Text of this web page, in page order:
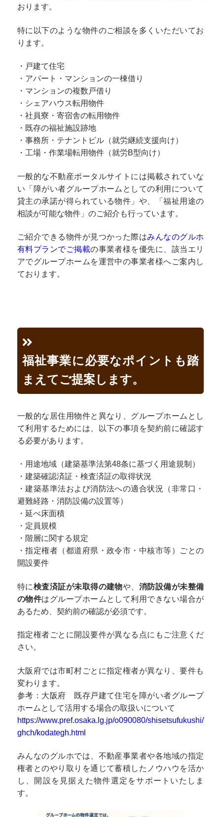
おります。
特に以下のような物件のご相談を多くいただいてお
ります。
・戸建て住宅
・アパート・マンションの一棟借り
・マンションの複数戸借り
・シェアハウス転用物件
・社員寮・寄宿舎の転用物件
・既存の福祉施設跡地
・事務所・テナントビル（就労継続支援向け）
・工場・作業場転用物件（就労B型向け）
一般的な不動産ポータルサイトには掲載されていな
い「障がい者グループホームとしての利用について
貸主の承諾が得られている物件」や、「福祉用途の
相談が可能な物件」のご紹介も行っています。
ご紹介できる物件が見つかった際はみんなのグルホ
有料プランでご掲載の事業者様を優先に、該当エリ
アでグループホームを運営中の事業者様へご案内し
ております。
福祉事業に必要なポイントも踏
まえてご提案します。
一般的な居住用物件と異なり、グループホームとし
て利用するためには、以下の事項を契約前に確認す
る必要があります。
・用途地域（建築基準法第48条に基づく用途規制）
・建築確認済証・検査済証の取得状況
・建築基準法および消防法への適合状況（非常口・
避難経路・消防設備の設置等）
・延べ床面積
・定員規模
・階層に関する規定
・指定権者（都道府県・政令市・中核市等）ごとの
開設要件
特に検査済証が未取得の建物や、 消防設備が未整備
の物件はグループホームとして利用できない場合が
あるため、契約前の確認が必須です。
指定権者ごとに開設要件が異なる点にもご注意くだ
さい。
大阪府では市町村ごとに指定権者が異なり、要件も
変わります。
参考：大阪府 既存戸建て住宅を障がい者グループ
ホームとして活用する場合の取扱いについて
https://www.pref.osaka.lg.jp/o090080/shisetsufukushi/
ghch/kodategh.html
みんなのグルホでは、不動産事業者や各地域の指定
権者とのやり取りを通じて蓄積したノウハウを活か
し、開設を見据えた物件選定をサポートいたしま
す。